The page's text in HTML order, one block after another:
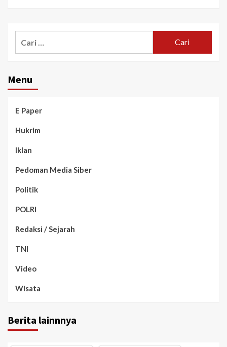
Menu
E Paper
Hukrim
Iklan
Pedoman Media Siber
Politik
POLRI
Redaksi / Sejarah
TNI
Video
Wisata
Berita lainnnya